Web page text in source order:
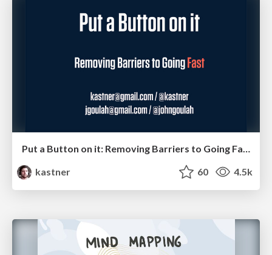
Put a Button on it: Removing Barriers to Going Fast.
kastner
60 4.5k